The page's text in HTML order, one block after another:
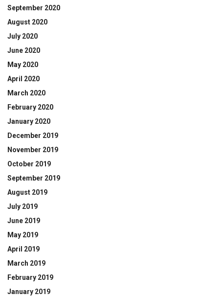
September 2020
August 2020
July 2020
June 2020
May 2020
April 2020
March 2020
February 2020
January 2020
December 2019
November 2019
October 2019
September 2019
August 2019
July 2019
June 2019
May 2019
April 2019
March 2019
February 2019
January 2019